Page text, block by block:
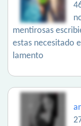
mentirosas
estas necesitado
lamento